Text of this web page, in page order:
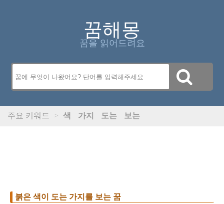
꿈해몽
꿈을 읽어드려요
주요 키워드 > 색 가지 도는 보는
붉은 색이 도는 가지를 보는 꿈